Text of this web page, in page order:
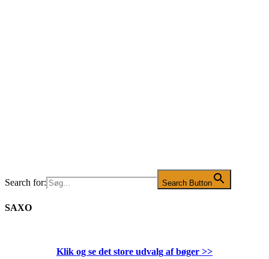
Search for: Search Button
SAXO
Klik og se det store udvalg af bøger >>